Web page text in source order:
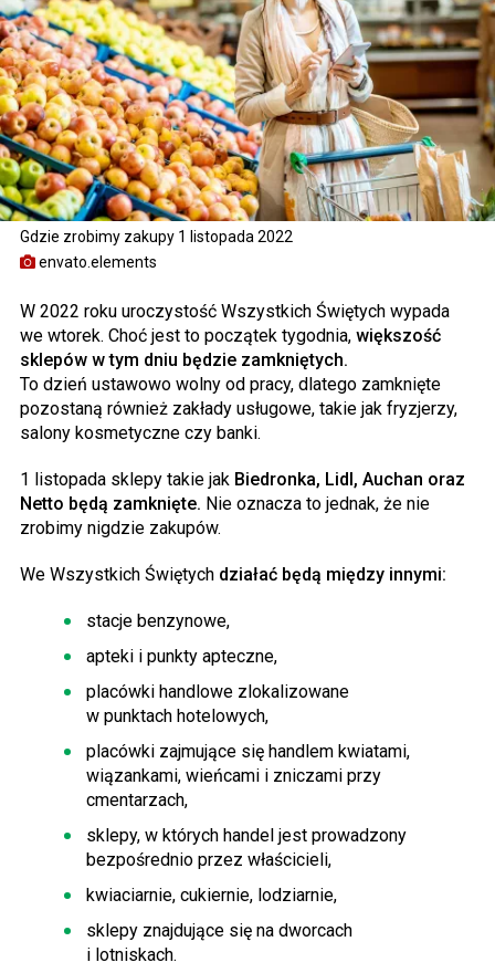
Gdzie zrobimy zakupy 1 listopada 2022
envato.elements
W 2022 roku uroczystość Wszystkich Świętych wypada
we wtorek. Choć jest to początek tygodnia, większość
sklepów w tym dniu będzie zamkniętych.
To dzień ustawowo wolny od pracy, dlatego zamknięte
pozostaną również zakłady usługowe, takie jak fryzjerzy,
salony kosmetyczne czy banki.
1 listopada sklepy takie jak Biedronka, Lidl, Auchan oraz
Netto będą zamknięte. Nie oznacza to jednak, że nie
zrobimy nigdzie zakupów.
We Wszystkich Świętych działać będą między innymi:
stacje benzynowe,
apteki i punkty apteczne,
placówki handlowe zlokalizowane
w punktach hotelowych,
placówki zajmujące się handlem kwiatami,
wiązankami, wieńcami i zniczami przy
cmentarzach,
sklepy, w których handel jest prowadzony
bezpośrednio przez właścicieli,
kwiaciarnie, cukiernie, lodziarnie,
sklepy znajdujące się na dworcach
i lotniskach.